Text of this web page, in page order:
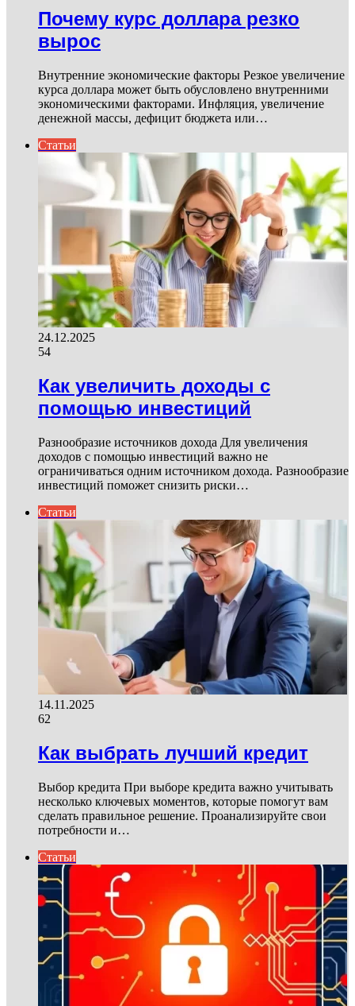
Почему курс доллара резко
вырос
Внутренние экономические факторы Резкое увеличение
курса доллара может быть обусловлено внутренними
экономическими факторами. Инфляция, увеличение
денежной массы, дефицит бюджета или…
Статьи
24.12.2025
54
Как увеличить доходы с
помощью инвестиций
Разнообразие источников дохода Для увеличения
доходов с помощью инвестиций важно не
ограничиваться одним источником дохода. Разнообразие
инвестиций поможет снизить риски…
Статьи
14.11.2025
62
Как выбрать лучший кредит
Выбор кредита При выборе кредита важно учитывать
несколько ключевых моментов, которые помогут вам
сделать правильное решение. Проанализируйте свои
потребности и…
Статьи